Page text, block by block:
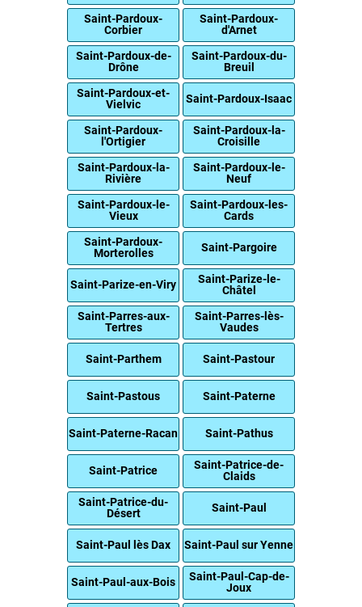
Saint-Pardoux-
Corbier
Saint-Pardoux-
d'Arnet
Saint-Pardoux-de-
Drône
Saint-Pardoux-du-
Breuil
Saint-Pardoux-et-
Vielvic
Saint-Pardoux-Isaac
Saint-Pardoux-
l'Ortigier
Saint-Pardoux-la-
Croisille
Saint-Pardoux-la-
Rivière
Saint-Pardoux-le-
Neuf
Saint-Pardoux-le-
Vieux
Saint-Pardoux-les-
Cards
Saint-Pardoux-
Morterolles
Saint-Pargoire
Saint-Parize-en-Viry
Saint-Parize-le-
Châtel
Saint-Parres-aux-
Tertres
Saint-Parres-lès-
Vaudes
Saint-Parthem Saint-Pastour
Saint-Pastous Saint-Paterne
Saint-Paterne-Racan Saint-Pathus
Saint-Patrice
Saint-Patrice-de-
Claids
Saint-Patrice-du-
Désert
Saint-Paul
Saint-Paul lès Dax Saint-Paul sur Yenne
Saint-Paul-aux-Bois
Saint-Paul-Cap-de-
Joux